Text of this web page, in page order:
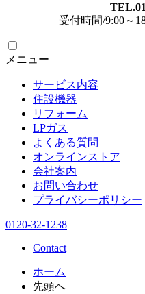
受付時間/9:00～
メニュー
サービス内容
住設機器
リフォーム
LPガス
よくある質問
オンラインストア
会社案内
お問い合わせ
プライバシーポリシー
0120-32-1238
Contact
ホーム
先頭へ